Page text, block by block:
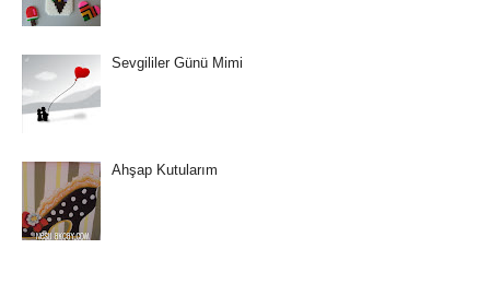
Sevgililer Günü Mimi
Ahşap Kutularım